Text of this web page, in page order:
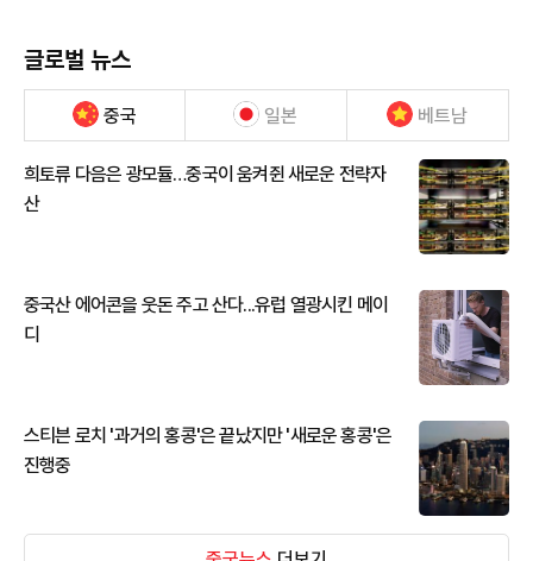
글로벌 뉴스
중국 일본 베트남
희토류 다음은 광모듈…중국이 움켜쥔 새로운 전략자
산
중국산 에어콘을 웃돈 주고 산다...유럽 열광시킨 메이
디
스티븐 로치 '과거의 홍콩'은 끝났지만 '새로운 홍콩'은
진행중